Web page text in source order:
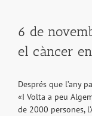
6 de
el càncer
Després que l’any
«I Volta a peu
de 2000 persones,